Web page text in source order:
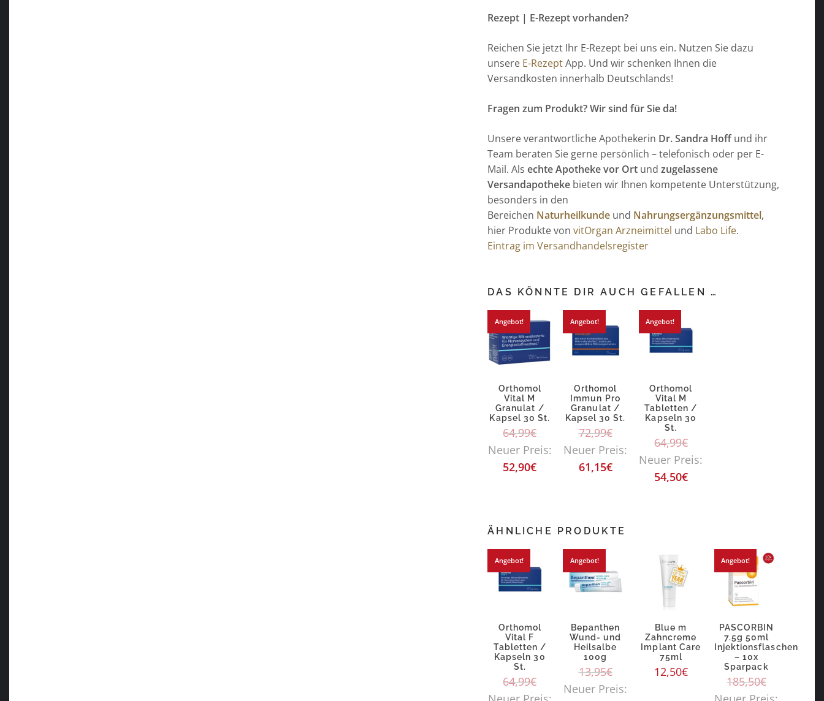
Rezept | E-Rezept vorhanden?
Reichen Sie jetzt Ihr E-Rezept bei uns ein. Nutzen Sie dazu
unsere E-RezeptApp. Und wir schenken Ihnen die
Versandkosten innerhalb Deutschlands!
Fragen zum Produkt? Wir sind für Sie da!
Unsere verantwortliche Apothekerin Dr. Sandra Hoffund ihr
Team beraten Sie gerne persönlich – telefonisch oder per E-
Mail. Alsechte Apotheke vor Ort undzugelassene
Versandapotheke bieten wir Ihnen kompetente Unterstützung,
besonders in den
Bereichen Naturheilkunde und Nahrungsergänzungsmittel,
hier Produkte vonvitOrgan Arzneimittel und Labo Life.
Eintrag im Versandhandelsregister
DAS KÖNNTE DIR AUCH GEFALLEN …
Angebot!
Orthomol
Vital M
Granulat /
Kapsel 30 St.
64,99€
Neuer Preis:
52,90€
Angebot!
Orthomol
Immun Pro
Granulat /
Kapsel 30 St.
72,99€
Neuer Preis:
61,15€
Angebot!
Orthomol
Vital M
Tabletten /
Kapseln 30
St.
64,99€
Neuer Preis:
54,50€
ÄHNLICHE PRODUKTE
Angebot!
Orthomol
Vital F
Tabletten /
Kapseln 30
St.
64,99€
Angebot!
Bepanthen
Wund- und
Heilsalbe
100g
13,95€
Neuer Preis:
Blue m
Zahncreme
Implant Care
75ml
12,50€
Angebot!
PASCORBIN
7.5g 50ml
Injektionsflaschen
– 10x
Sparpack
185,50€